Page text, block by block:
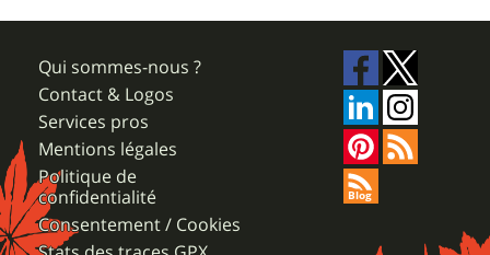
Qui sommes-nous ?
Contact & Logos
Services pros
Mentions légales
Politique de
confidentialité
Consentement / Cookies